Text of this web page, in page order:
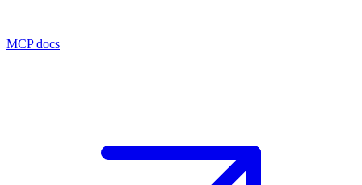
MCP docs